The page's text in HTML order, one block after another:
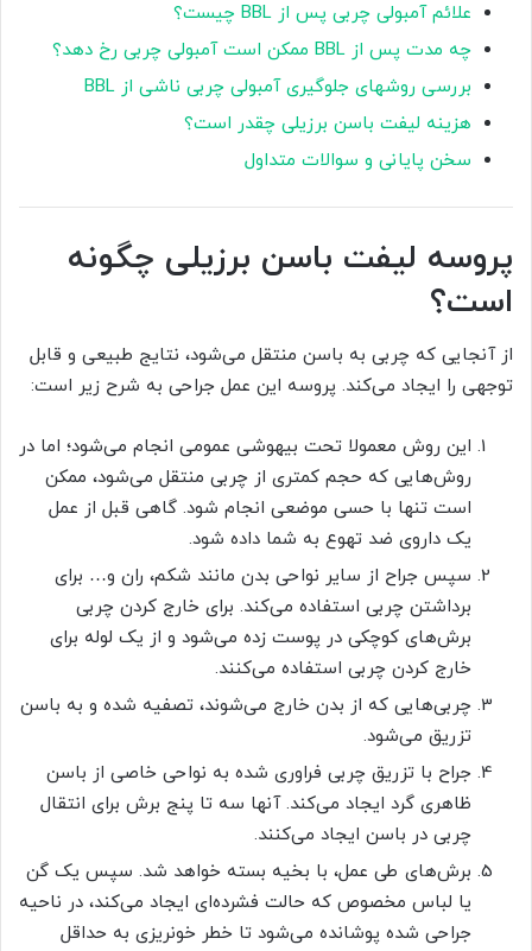
علائم آمبولی چربی پس از BBL چیست؟
چه مدت پس از BBL ممکن است آمبولی چربی رخ دهد؟
بررسی روشهای جلوگیری آمبولی چربی ناشی از BBL
هزینه لیفت باسن برزیلی چقدر است؟
سخن پایانی و سوالات متداول
پروسه لیفت باسن برزیلی چگونه
است؟
از آنجایی که چربی به باسن منتقل می‌شود، نتایج طبیعی و قابل
توجهی را ایجاد می‌کند. پروسه این عمل جراحی به شرح زیر است:
این روش معمولا تحت بیهوشی عمومی انجام می‌شود؛ اما در
روش‌هایی که حجم کمتری از چربی منتقل می‌شود، ممکن
است تنها با حسی موضعی انجام شود. گاهی قبل از عمل
یک داروی ضد تهوع به شما داده شود.
سپس جراح از سایر نواحی بدن مانند شکم، ران و… برای
برداشتن چربی استفاده می‌کند. برای خارج کردن چربی
برش‌های کوچکی در پوست زده می‌شود و از یک لوله برای
خارج کردن چربی استفاده می‌کنند.
چربی‌هایی که از بدن خارج می‌شوند، تصفیه شده و به باسن
تزریق می‌شود.
جراح با تزریق چربی فراوری شده به نواحی خاصی از باسن
ظاهری گرد ایجاد می‌کند. آنها سه تا پنج برش برای انتقال
چربی در باسن ایجاد می‌کنند.
برش‌های طی عمل، با بخیه بسته خواهد شد. سپس یک گن
یا لباس مخصوص که حالت فشرده‌ای ایجاد می‌کند، در ناحیه
جراحی شده پوشانده می‌شود تا خطر خونریزی به حداقل